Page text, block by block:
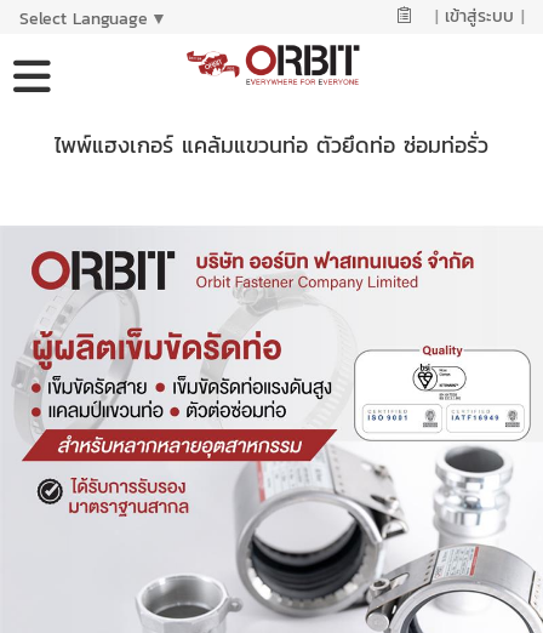
Select Language ▼ | เข้าสู่ระบบ |
ไพพ์แฮงเกอร์ แคล้มแขวนท่อ ตัวยึดท่อ ซ่อมท่อรั่ว